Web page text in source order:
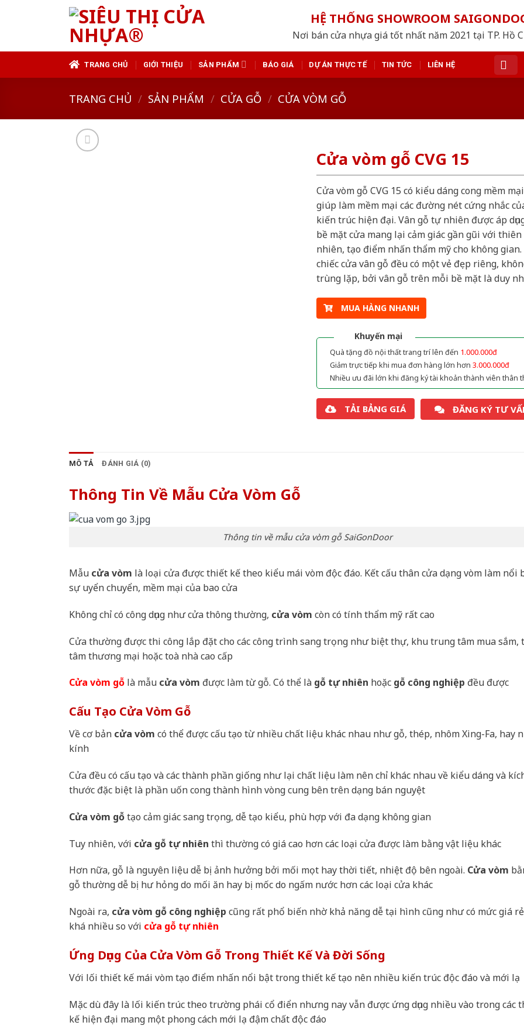
HỆ THỐNG SHOWROOM
Nơi bán cửa nhựa giá tốt nhất năm 2021 tại TP. Hồ
TRANG CHỦ GIỚI THIỆU SẢN PHẨM BÁO GIÁ DỰ ÁN THỰC TẾ TIN TỨC LIÊN HỆ
TRANG CHỦ / SẢN PHẨM / CỬA GỖ / CỬA VÒM GỖ
Cửa vòm gỗ CVG 15
Cửa vòm gỗ CVG 15 có kiểu dáng cong mềm
giúp làm mềm mại các đường nét cứng nhắc
kiến trúc hiện đại. Vân gỗ tự nhiên được áp
bề mặt cửa mang lại cảm giác gần gũi với thiên
nhiên, tạo điểm nhấn thẩm mỹ cho không
chiếc cửa vân gỗ đều có một vẻ đẹp riêng,
trùng lặp, bởi vân gỗ trên mỗi bề mặt là duy
MUA HÀNG NHANH
Khuyến mại
Quà tặng đồ nội thất trang trí lên đến 1.000.000đ
Giảm trực tiếp khi mua đơn hàng lớn hơn 3.000.000đ
Nhiều ưu đãi lớn khi đăng ký tài khoản thành viên thân
TẢI BẢNG GIÁ ĐĂNG KÝ TƯ
MÔ TẢ ĐÁNH GIÁ (0)
Thông Tin Về Mẫu Cửa Vòm Gỗ
Thông tin về mẫu cửa vòm gỗ SaiGonDoor
Mẫu cửa vòm là loại cửa được thiết kế theo kiểu mái vòm độc đáo. Kết cấu thân cửa dạng vòm làm nổi
sự uyển chuyển, mềm mại của bao cửa
Không chỉ có công dụng như cửa thông thường, cửa vòm còn có tính thẩm mỹ rất cao
Cửa thường được thi công lắp đặt cho các công trình sang trọng như biệt thự, khu trung tâm mua sắm,
tâm thương mại hoặc toà nhà cao cấp
Cửa vòm gỗ là mẫu cửa vòm được làm từ gỗ. Có thể là gỗ tự nhiên hoặc gỗ công nghiệp đều được
Cấu Tạo Cửa Vòm Gỗ
Về cơ bản cửa vòm có thể được cấu tạo từ nhiều chất liệu khác nhau như gỗ, thép, nhôm Xing-Fa, hay
kính
Cửa đều có cấu tạo và các thành phần giống như lại chất liệu làm nên chỉ khác nhau về kiểu dáng và
thước đặc biệt là phần uốn cong thành hình vòng cung bên trên dạng bán nguyệt
Cửa vòm gỗtạo cảm giác sang trọng, dễ tạo kiểu, phù hợp với đa dạng không gian
Tuy nhiên, với cửa gỗ tự nhiên thì thường có giá cao hơn các loại cửa được làm bằng vật liệu khác
Hơn nữa, gỗ là nguyên liệu dễ bị ảnh hưởng bởi mối mọt hay thời tiết, nhiệt độ bên ngoài. Cửa vòm
gỗ thường dễ bị hư hỏng do mối ăn hay bị mốc do ngấm nước hơn các loại cửa khác
Ngoài ra, cửa vòm gỗ công nghiệp cũng rất phổ biến nhờ khả năng dễ tại hình cũng như có mức giá
khá nhiều so với cửa gỗ tự nhiên
Ứng Dụng Của Cửa Vòm Gỗ Trong Thiết Kế Và Đời Sống
Với lối thiết kế mái vòm tạo điểm nhấn nổi bật trong thiết kế tạo nên nhiều kiến trúc độc đáo và mới lạ
Mặc dù đây là lối kiến trúc theo trường phái cổ điển nhưng nay vẫn được ứng dụng nhiều vào trong các
kế hiện đại mang một phong cách mới lạ đậm chất độc đáo